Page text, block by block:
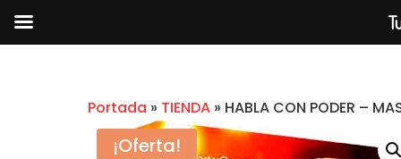
Portada » TIENDA » HABLA CON PODER –
¡Oferta!